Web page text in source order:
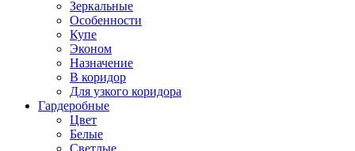
Зеркальные
Особенности
Купе
Эконом
Назначение
В коридор
Для узкого коридора
Гардеробные
Цвет
Белые
Светлые